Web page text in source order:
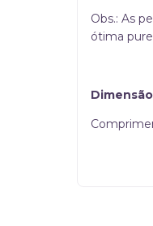
Obs.: As
ótima